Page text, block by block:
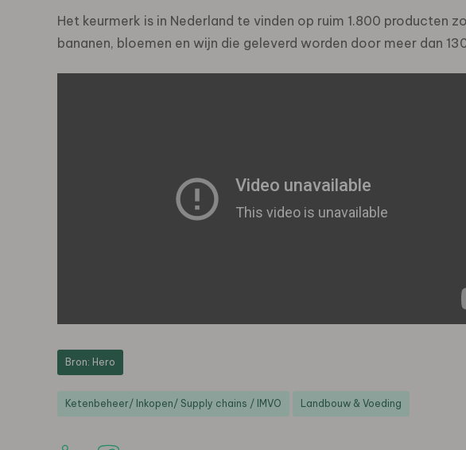
Het keurmerk is in Nederland te vinden op ruim 1.800 producten
bananen, bloemen en wijn die geleverd worden door meer dan
Bron: Hero
Ketenbeheer/ Inkopen/ Supply chains / IMVO Landbouw & Voeding